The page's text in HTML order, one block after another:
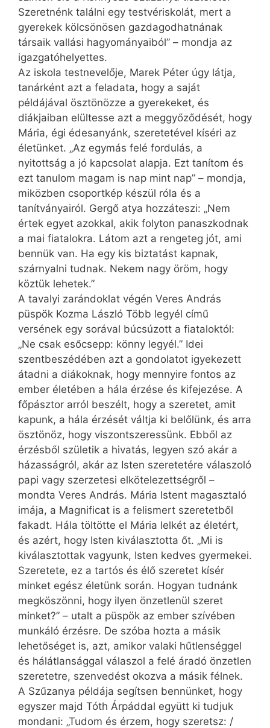
Szeretnénk találni egy testvériskolát, mert a
gyerekek kölcsönösen gazdagodhatnának
társaik vallási hagyományaiból” – mondja az
igazgatóhelyettes.
Az iskola testnevelője, Marek Péter úgy látja,
tanárként azt a feladata, hogy a saját
példájával ösztönözze a gyerekeket, és
diákjaiban elültesse azt a meggyőződését, hogy
Mária, égi édesanyánk, szeretetével kíséri az
életünket. „Az egymás felé fordulás, a
nyitottság a jó kapcsolat alapja. Ezt tanítom és
ezt tanulom magam is nap mint nap” – mondja,
miközben csoportkép készül róla és a
tanítványairól. Gergő atya hozzáteszi: „Nem
értek egyet azokkal, akik folyton panaszkodnak
a mai fiatalokra. Látom azt a rengeteg jót, ami
bennük van. Ha egy kis biztatást kapnak,
szárnyalni tudnak. Nekem nagy öröm, hogy
köztük lehetek.”
A tavalyi zarándoklat végén Veres András
püspök Kozma László Több legyél című
versének egy sorával búcsúzott a fiataloktól:
„Ne csak esőcsepp: könny legyél.” Idei
szentbeszédében azt a gondolatot igyekezett
átadni a diákoknak, hogy mennyire fontos az
ember életében a hála érzése és kifejezése. A
főpásztor arról beszélt, hogy a szeretet, amit
kapunk, a hála érzését váltja ki belőlünk, és arra
ösztönöz, hogy viszontszeressünk. Ebből az
érzésből születik a hivatás, legyen szó akár a
házasságról, akár az Isten szeretetére válaszoló
papi vagy szerzetesi elkötelezettségről –
mondta Veres András. Mária Istent magasztaló
imája, a Magnificat is a felismert szeretetből
fakadt. Hála töltötte el Mária lelkét az életért,
és azért, hogy Isten kiválasztotta őt. „Mi is
kiválasztottak vagyunk, Isten kedves gyermekei.
Szeretete, ez a tartós és élő szeretet kísér
minket egész életünk során. Hogyan tudnánk
megköszönni, hogy ilyen önzetlenül szeret
minket?” – utalt a püspök az ember szívében
munkáló érzésre. De szóba hozta a másik
lehetőséget is, azt, amikor valaki hűtlenséggel
és hálátlansággal válaszol a felé áradó önzetlen
szeretetre, szenvedést okozva a másik félnek.
A Szűzanya példája segítsen bennünket, hogy
egyszer majd Tóth Árpáddal együtt ki tudjuk
mondani: „Tudom és érzem, hogy szeretsz: /